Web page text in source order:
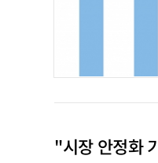
"시장 안정화